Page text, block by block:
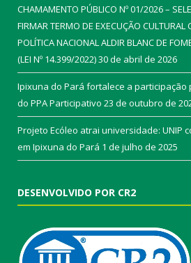
CHAMAMENTO PÚBLICO Nº 01/2026 –
FIRMAR TERMO DE EXECUÇÃO CULTURAL
POLÍTICA NACIONAL ALDIR BLANC DE
(LEI Nº 14.399/2022)30 de abril de 2026
Ipixuna do Pará fortalece a participação
do PPA Participativo 23 de outubro de
Projeto Ecóleo atrai universidade: UNIP
em Ipixuna do Pará 1 de julho de 2025
DESENVOLVIDO POR CR2